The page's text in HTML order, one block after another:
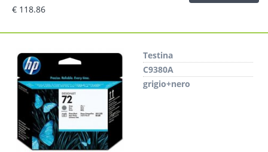
€ 118.86
Testina
C9380A
grigio+nero